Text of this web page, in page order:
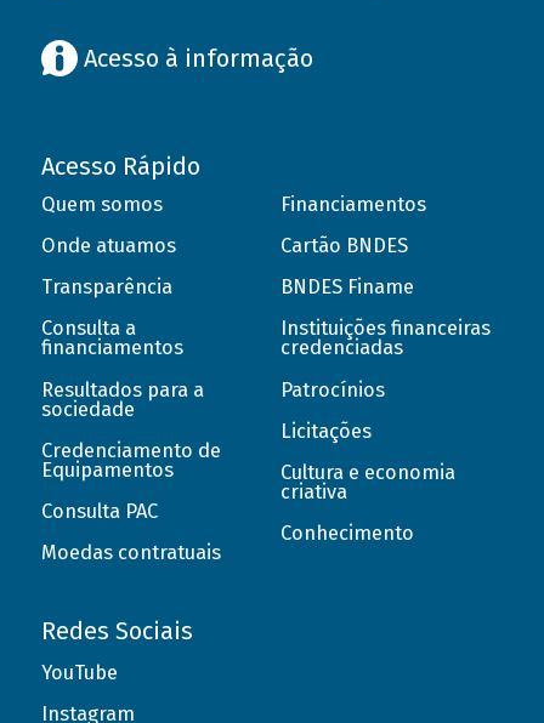
Acesso à informação
Acesso Rápido
Quem somos
Onde atuamos
Transparência
Consulta a
financiamentos
Resultados para a
sociedade
Credenciamento de
Equipamentos
Consulta PAC
Moedas contratuais
Financiamentos
Cartão BNDES
BNDES Finame
Instituições financeiras
credenciadas
Patrocínios
Licitações
Cultura e economia
criativa
Conhecimento
Redes Sociais
YouTube
Instagram